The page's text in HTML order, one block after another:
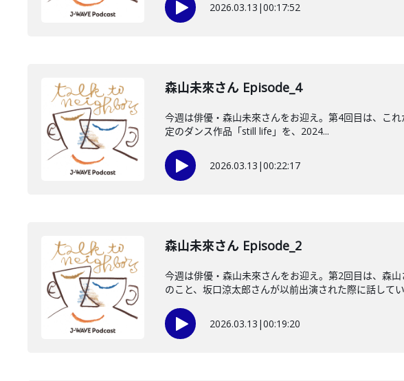
2026.03.13 |00:17:52
森山未來さん Episode_4
今週は俳優・森山未來さんをお迎え。第4回目は、こ
定のダンス作品「still life」を、2024...
2026.03.13 |00:22:17
森山未來さん Episode_2
今週は俳優・森山未來さんをお迎え。第2回目は、森
のこと、坂口涼太郎さんが以前出演された際に話して
2026.03.13 |00:19:20